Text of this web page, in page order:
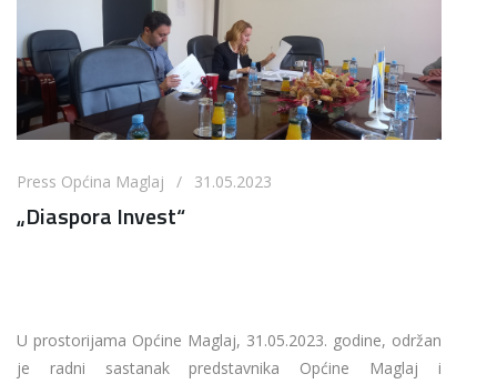
Press Općina Maglaj / 31.05.2023
„Diaspora Invest“
U prostorijama Općine Maglaj, 31.05.2023. godine, održan
je radni sastanak predstavnika Općine Maglaj i